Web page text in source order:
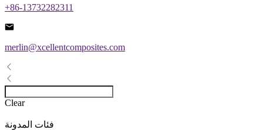
+86-13732282311
merlin@xcellentcomposites.com
Clear
فئات المدونة